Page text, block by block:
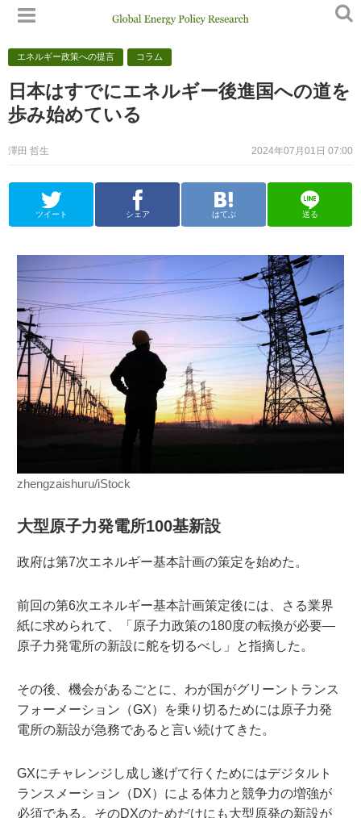
エネルギー政策への提言 コラム
日本はすでにエネルギー後進国への道を
歩み始めている
2024年07月01日 07:00
澤田 哲生
ツイート シェア はてぶ 送る
zhengzaishuru/iStock
大型原子力発電所100基新設
政府は第7次エネルギー基本計画の策定を始めた。
前回の第6次エネルギー基本計画策定後には、さる業界
紙に求められて、「原子力政策の180度の転換が必要—
原子力発電所の新設に舵を切るべし」と指摘した。
その後、機会があるごとに、わが国がグリーントランス
フォーメーション（GX）を乗り切るためには原子力発
電所の新設が急務であると言い続けてきた。
GXにチャレンジし成し遂げて行くためにはデジタルト
ランスメーション（DX）による体力と競争力の増強が
必須である。そのDXのためだけにも大型原発の新設が